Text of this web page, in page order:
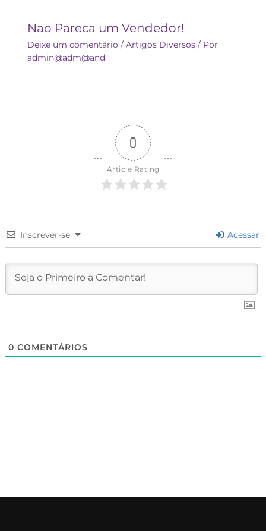
Nao Pareca um Vendedor!
Deixe um comentário / Artigos Diversos/ Por
admin@adm@and
0
Article Rating
Inscrever-se Acessar
0 COMENTÁRIOS